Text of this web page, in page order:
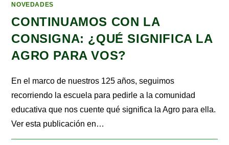
NOVEDADES
CONTINUAMOS CON LA
CONSIGNA: ¿QUÉ SIGNIFICA LA
AGRO PARA VOS?
En el marco de nuestros 125 años, seguimos
recorriendo la escuela para pedirle a la comunidad
educativa que nos cuente qué significa la Agro para ella.
Ver esta publicación en…